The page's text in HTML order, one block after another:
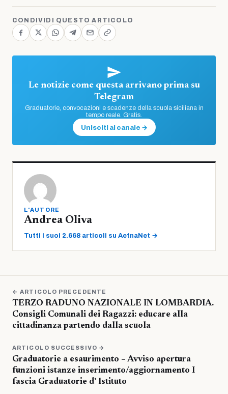
CONDIVIDI QUESTO ARTICOLO
Le notizie come questa arrivano prima su
Telegram
Graduatorie, convocazioni e scadenze della scuola siciliana in
tempo reale. Gratis.
Unisciti al canale →
L'AUTORE
Andrea Oliva
Tutti i suoi 2.668 articoli su AetnaNet →
← ARTICOLO PRECEDENTE
TERZO RADUNO NAZIONALE IN LOMBARDIA.
Consigli Comunali dei Ragazzi: educare alla
cittadinanza partendo dalla scuola
ARTICOLO SUCCESSIVO →
Graduatorie a esaurimento – Avviso apertura
funzioni istanze inserimento/aggiornamento I
fascia Graduatorie d’ Istituto